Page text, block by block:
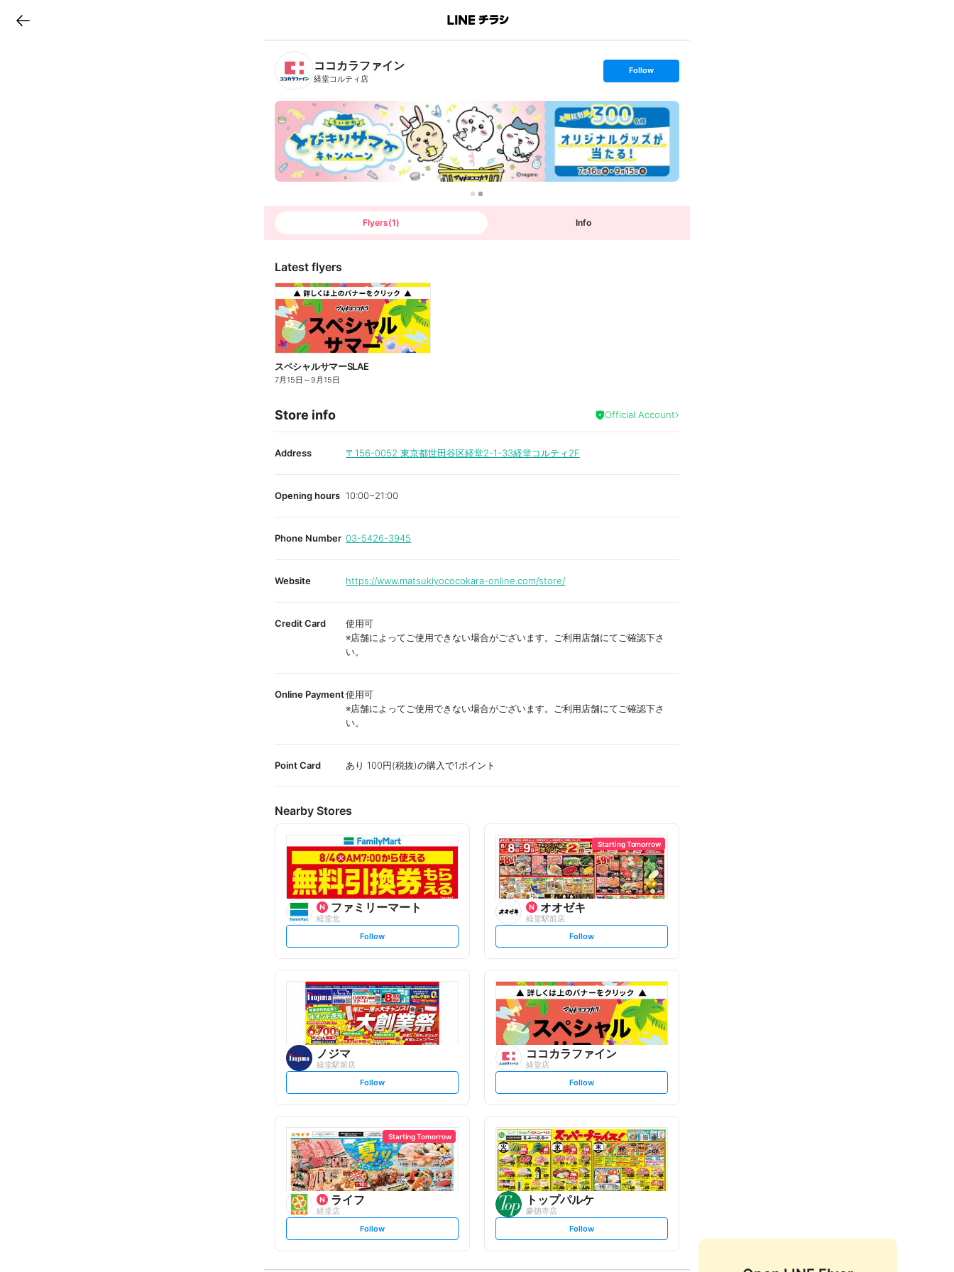
B
n
T
ココカラファイン
経堂コルティ店
s
t
o
l
l
o
w
Follow
Flyers(1) Info
Latest flyers
スペシャルサマーSLAE
7月15日 ～9月15日
Store info Official Account
Address 〒156-0052 東京都世田谷区経堂2-1-33経堂コルティ2F
Opening hours 10:00~21:00
Phone Number 03-5426-3945
Website https://www.matsukiyococokara-online.com/store/
Credit Card
使用可
※店舗によってご使用できない場合がございます。ご利用店舗にてご確認下さ
い。
Online Payment使用可
※店舗によってご使用できない場合がございます。ご利用店舗にてご確認下さ
い。
Point Card あり 100円(税抜)の購入で1ポイント
Nearby Stores
ファミリーマート
経堂北
s
t
l
o
w
Follow
Starting Tomorrow
オオゼキ
経堂駅前店
s
t
l
o
w
Follow
ノジマ
経堂駅前店
s
t
o
w
Follow
ココカラファイン
経堂店
s
t
l
o
w
Follow
Starting Tomorrow
ライフ
経堂店
s
t
Follow
トップパルケ
豪徳寺店
s
t
Follow